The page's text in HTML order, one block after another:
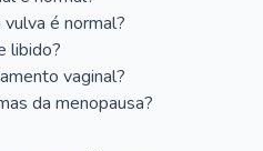
é normal?
libido?
vaginal?
da menopausa?